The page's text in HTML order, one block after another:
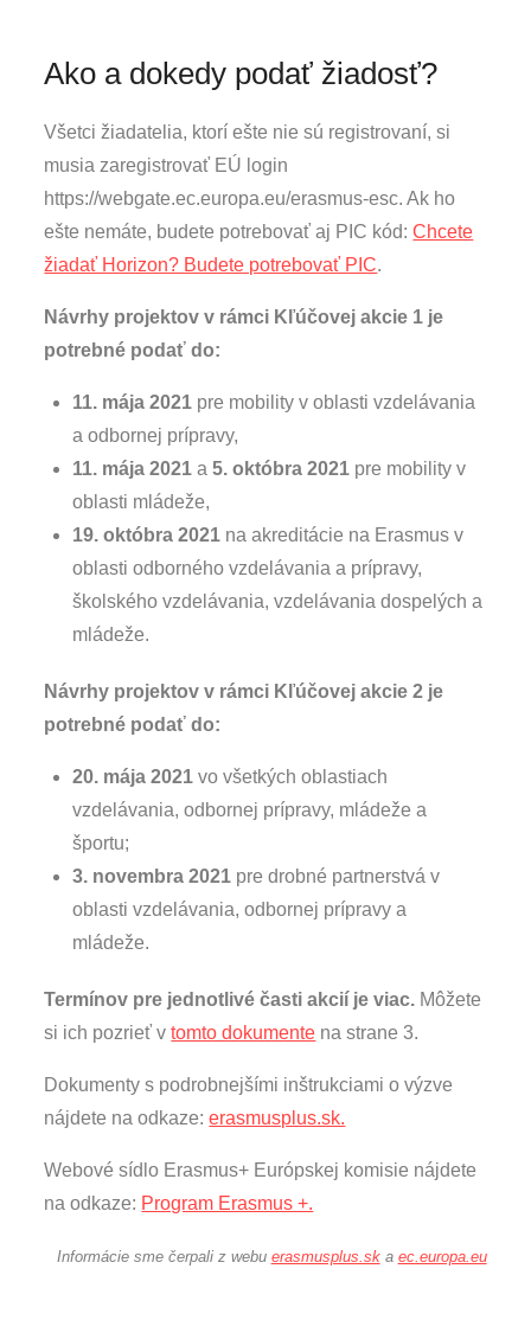
Ako a dokedy podať žiadosť?
Všetci žiadatelia, ktorí ešte nie sú registrovaní, si
musia zaregistrovať EÚ login
https://webgate.ec.europa.eu/erasmus-esc. Ak ho
ešte nemáte, budete potrebovať aj PIC kód:Chcete
žiadať Horizon? Budete potrebovať PIC.
Návrhy projektov v rámci Kľúčovej akcie 1 je
potrebné podať do:
11. mája 2021 pre mobility v oblasti vzdelávania
a odbornej prípravy,
11. mája 2021 a5. októbra 2021 pre mobility v
oblasti mládeže,
19. októbra 2021 na akreditácie na Erasmus v
oblasti odborného vzdelávania a prípravy,
školského vzdelávania, vzdelávania dospelých a
mládeže.
Návrhy projektov v rámci Kľúčovej akcie 2 je
potrebné podať do:
20. mája 2021 vo všetkých oblastiach
vzdelávania, odbornej prípravy, mládeže a
športu;
3. novembra 2021 pre drobné partnerstvá v
oblasti vzdelávania, odbornej prípravy a
mládeže.
Termínov pre jednotlivé časti akcií je viac. Môžete
si ich pozrieť vtomto dokumente na strane 3.
Dokumenty s podrobnejšími inštrukciami o výzve
nájdete na odkaze:erasmusplus.sk.
Webové sídlo Erasmus+ Európskej komisie nájdete
na odkaze: Program Erasmus +.
Informácie sme čerpali z webu erasmusplus.ska ec.europa.eu